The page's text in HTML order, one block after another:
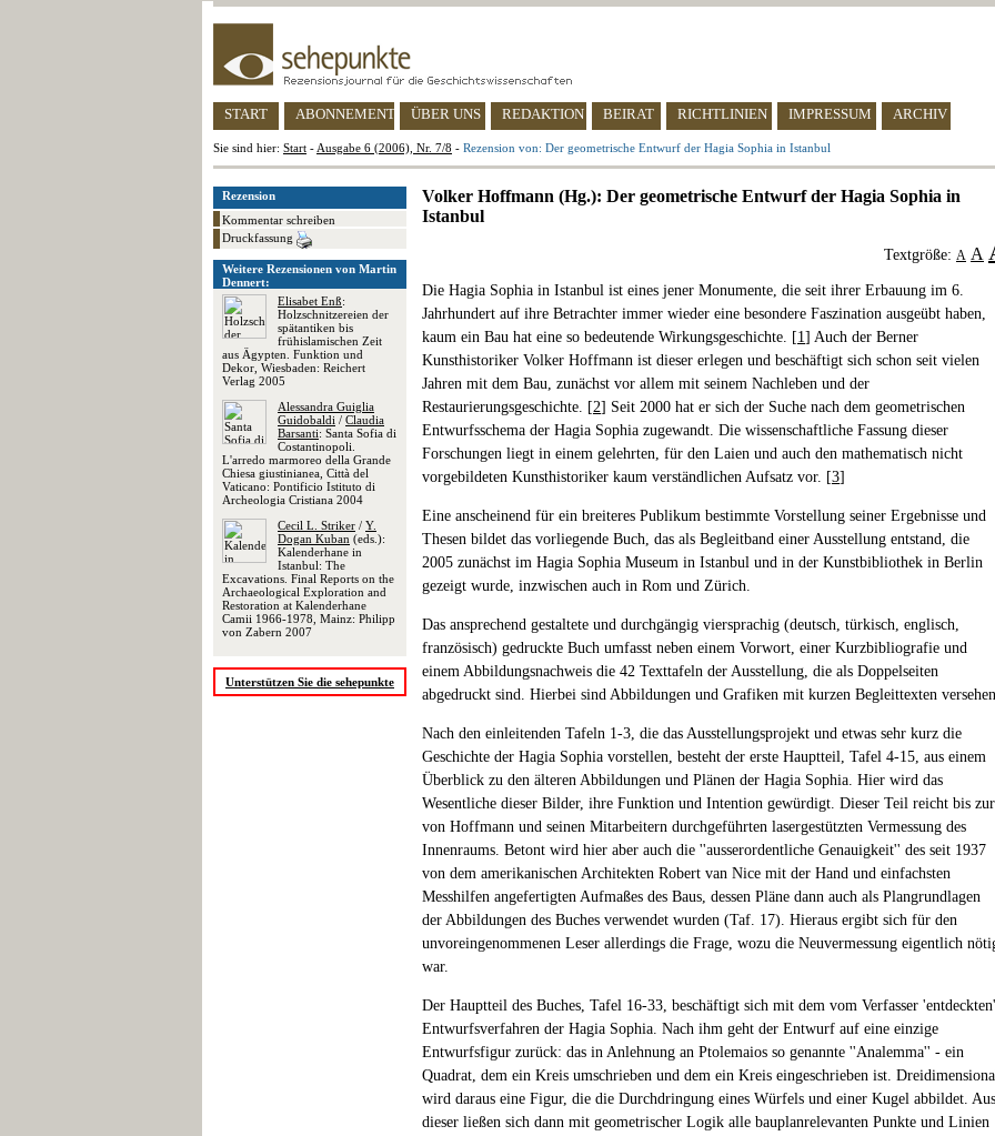
START ABONNEMENT ÜBER UNS REDAKTION BEIRAT RICHTLINIEN IMPRESSUM ARCHIV
Sie sind hier: Start - Ausgabe 6 (2006), Nr. 7/8 - Rezension von: Der geometrische Entwurf der Hagia Sophia in Istanbul
Rezension
Kommentar schreiben
Druckfassung
Weitere Rezensionen von Martin
Dennert:
Elisabet Enß:
Holzschnitzereien der
spätantiken bis
frühislamischen Zeit
aus Ägypten. Funktion und
Dekor, Wiesbaden: Reichert
Verlag 2005
Alessandra Guiglia
Guidobaldi / Claudia
Barsanti: Santa Sofia di
Costantinopoli.
L'arredo marmoreo della Grande
Chiesa giustinianea, Città del
Vaticano: Pontificio Istituto di
Archeologia Cristiana 2004
Cecil L. Striker / Y.
Dogan Kuban (eds.):
Kalenderhane in
Istanbul: The
Excavations. Final Reports on the
Archaeological Exploration and
Restoration at Kalenderhane
Camii 1966-1978, Mainz: Philipp
von Zabern 2007
Unterstützen Sie die sehepunkte
Volker Hoffmann (Hg.): Der geometrische Entwurf der Hagia Sophia in
Istanbul
Textgröße: A A
Die Hagia Sophia in Istanbul ist eines jener Monumente, die seit ihrer Erbauung im 6.
Jahrhundert auf ihre Betrachter immer wieder eine besondere Faszination ausgeübt haben,
kaum ein Bau hat eine so bedeutende Wirkungsgeschichte. [1] Auch der Berner
Kunsthistoriker Volker Hoffmann ist dieser erlegen und beschäftigt sich schon seit vielen
Jahren mit dem Bau, zunächst vor allem mit seinem Nachleben und der
Restaurierungsgeschichte. [2] Seit 2000 hat er sich der Suche nach dem geometrischen
Entwurfsschema der Hagia Sophia zugewandt. Die wissenschaftliche Fassung dieser
Forschungen liegt in einem gelehrten, für den Laien und auch den mathematisch nicht
vorgebildeten Kunsthistoriker kaum verständlichen Aufsatz vor. [3]
Eine anscheinend für ein breiteres Publikum bestimmte Vorstellung seiner Ergebnisse und
Thesen bildet das vorliegende Buch, das als Begleitband einer Ausstellung entstand, die
2005 zunächst im Hagia Sophia Museum in Istanbul und in der Kunstbibliothek in Berlin
gezeigt wurde, inzwischen auch in Rom und Zürich.
Das ansprechend gestaltete und durchgängig viersprachig (deutsch, türkisch, englisch,
französisch) gedruckte Buch umfasst neben einem Vorwort, einer Kurzbibliografie und
einem Abbildungsnachweis die 42 Texttafeln der Ausstellung, die als Doppelseiten
abgedruckt sind. Hierbei sind Abbildungen und Grafiken mit kurzen Begleittexten
Nach den einleitenden Tafeln 1-3, die das Ausstellungsprojekt und etwas sehr kurz die
Geschichte der Hagia Sophia vorstellen, besteht der erste Hauptteil, Tafel 4-15, aus einem
Überblick zu den älteren Abbildungen und Plänen der Hagia Sophia. Hier wird das
Wesentliche dieser Bilder, ihre Funktion und Intention gewürdigt. Dieser Teil reicht bis zur
von Hoffmann und seinen Mitarbeitern durchgeführten lasergestützten Vermessung des
Innenraums. Betont wird hier aber auch die ''ausserordentliche Genauigkeit'' des seit 1937
von dem amerikanischen Architekten Robert van Nice mit der Hand und einfachsten
Messhilfen angefertigten Aufmaßes des Baus, dessen Pläne dann auch als Plangrundlagen
der Abbildungen des Buches verwendet wurden (Taf. 17). Hieraus ergibt sich für den
unvoreingenommenen Leser allerdings die Frage, wozu die Neuvermessung eigentlich
war.
Der Hauptteil des Buches, Tafel 16-33, beschäftigt sich mit dem vom Verfasser 'entdeckten'
Entwurfsverfahren der Hagia Sophia. Nach ihm geht der Entwurf auf eine einzige
Entwurfsfigur zurück: das in Anlehnung an Ptolemaios so genannte ''Analemma'' - ein
Quadrat, dem ein Kreis umschrieben und dem ein Kreis eingeschrieben ist.
wird daraus eine Figur, die die Durchdringung eines Würfels und einer Kugel abbildet. Aus
dieser ließen sich dann mit geometrischer Logik alle bauplanrelevanten Punkte und Linien